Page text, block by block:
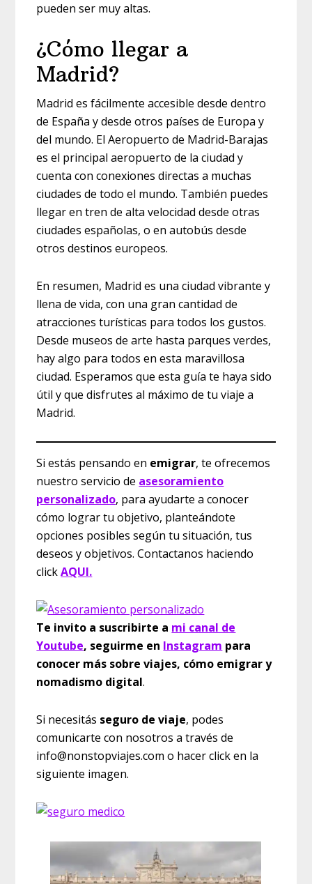
pueden ser muy altas.
¿Cómo llegar a
Madrid?
Madrid es fácilmente accesible desde dentro
de España y desde otros países de Europa y
del mundo. El Aeropuerto de Madrid-Barajas
es el principal aeropuerto de la ciudad y
cuenta con conexiones directas a muchas
ciudades de todo el mundo. También puedes
llegar en tren de alta velocidad desde otras
ciudades españolas, o en autobús desde
otros destinos europeos.
En resumen, Madrid es una ciudad vibrante y
llena de vida, con una gran cantidad de
atracciones turísticas para todos los gustos.
Desde museos de arte hasta parques verdes,
hay algo para todos en esta maravillosa
ciudad. Esperamos que esta guía te haya sido
útil y que disfrutes al máximo de tu viaje a
Madrid.
Si estás pensando en emigrar, te ofrecemos
nuestro servicio de asesoramiento
personalizado, para ayudarte a conocer
cómo lograr tu objetivo, planteándote
opciones posibles según tu situación, tus
deseos y objetivos. Contactanos haciendo
clickAQUI.
Te invito a suscribirte a mi canal de
Youtube, seguirme en Instagram para
conocer más sobre viajes, cómo emigrar y
nomadismo digital.
Si necesitás seguro de viaje, podes
comunicarte con nosotros a través de
info@nonstopviajes.com o hacer click en la
siguiente imagen.